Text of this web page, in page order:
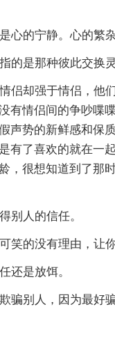
心的宁静。心的繁
的是那种彼此交换
侣却强于情侣，他
有情侣间的争吵喋
声势的新鲜感和保
有了喜欢的就在一
，很想知道到了那
别人的信任。
笑的没有理由，让
还是放饵。
骗别人，因为最好